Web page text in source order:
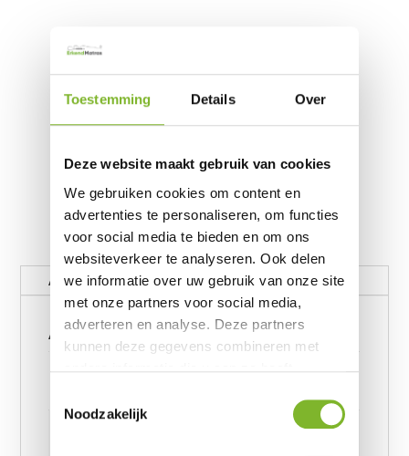
Toestemming Details Over
Deze website maakt gebruik van cookies
We gebruiken cookies om content en
advertenties te personaliseren, om functies
voor social media te bieden en om ons
websiteverkeer te analyseren. Ook delen
we informatie over uw gebruik van onze site
met onze partners voor social media,
adverteren en analyse. Deze partners
kunnen deze gegevens combineren met
basis van uw gebruik van hun services.
Noodzakelijk
Aanvullende informatie
Aanvullende informatie